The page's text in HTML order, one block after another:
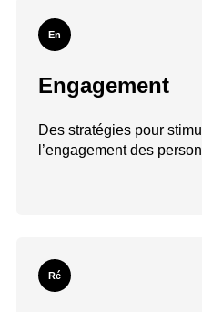
En
Engagement
Des stratégies pour
l’engagement des
Ré